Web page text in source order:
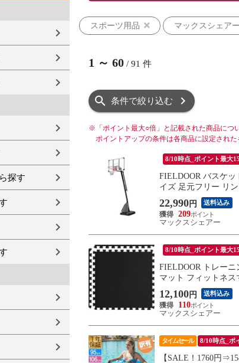
探す
スポーツ用品 マックスシェアー
1 ～ 60 / 91 件
条件で絞り込む
※ 「ポイント最大○倍」と記載された商品に
ポイントアップの条件は各商品に設定され
8/10時点_ポイント最大
FIELDOOR バスケ
イズ 足元フリー リ
22,990 円 送料込み
209
マックスシェアー
8/10時点_ポイント最大
FIELDOOR トレー
マット フィットネ
12,100 円 送料込み
110
マックスシェアー
タイムセール 8/10時点_ポ
【SALE！1760円